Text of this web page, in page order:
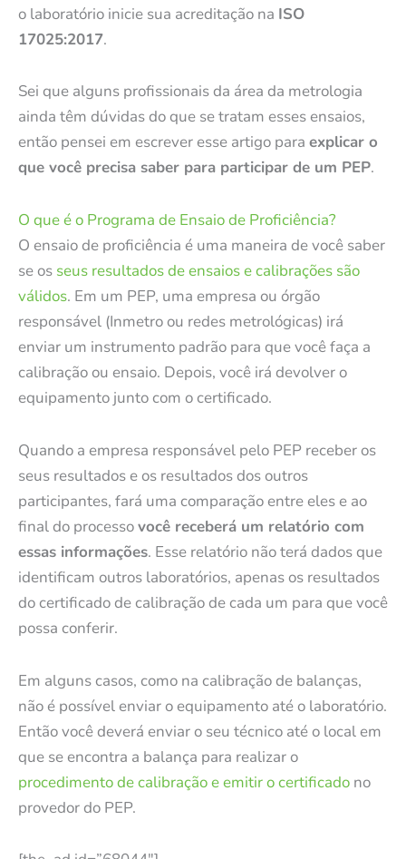
o laboratório inicie sua acreditação na ISO
17025:2017.
Sei que alguns profissionais da área da metrologia
ainda têm dúvidas do que se tratam esses ensaios,
então pensei em escrever esse artigo para explicar o
que você precisa saber para participar de um PEP.
O que é o Programa de Ensaio de Proficiência?
O ensaio de proficiência é uma maneira de você saber
se os seus resultados de ensaios e calibrações são
válidos. Em um PEP, uma empresa ou órgão
responsável (Inmetro ou redes metrológicas) irá
enviar um instrumento padrão para que você faça a
calibração ou ensaio. Depois, você irá devolver o
equipamento junto com o certificado.
Quando a empresa responsável pelo PEP receber os
seus resultados e os resultados dos outros
participantes, fará uma comparação entre eles e ao
final do processovocê receberá um relatório com
essas informações. Esse relatório não terá dados que
identificam outros laboratórios, apenas os resultados
do certificado de calibração de cada um para que você
possa conferir.
Em alguns casos, como na calibração de balanças,
não é possível enviar o equipamento até o laboratório.
Então você deverá enviar o seu técnico até o local em
que se encontra a balança para realizar o
procedimento de calibração e emitir o certificado no
provedor do PEP.